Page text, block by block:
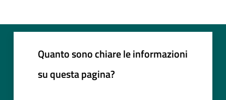
Quanto sono chiare le informazioni
su questa pagina?